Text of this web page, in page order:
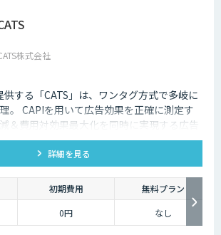
株式会社
供する「CATS」は、ワンタグ方式で多岐に
。 CAPIを用いて広告効果を正確に測定す
＆費用対効果最大化を同時に実現する広告
す。
詳細を見る
初期費用
無料プラン
0円 なし